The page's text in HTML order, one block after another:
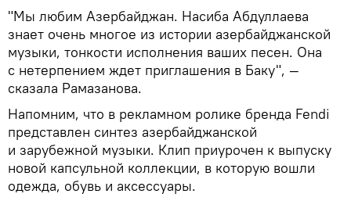
"Мы любим Азербайджан. Насиба Абдуллаева
знает очень многое из истории азербайджанской
музыки, тонкости исполнения ваших песен. Она
с нетерпением ждет приглашения в Баку", —
сказала Рамазанова.
Напомним, что в рекламном ролике бренда Fendi
представлен синтез азербайджанской
и зарубежной музыки. Клип приурочен к выпуску
новой капсульной коллекции, в которую вошли
одежда, обувь и аксессуары.